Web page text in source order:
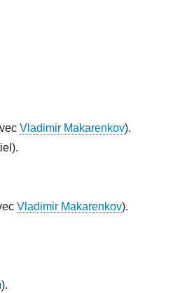
Vladimir Makarenkov).
Vladimir Makarenkov).
).